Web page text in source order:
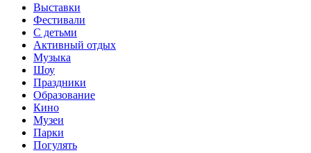
Выставки
Фестивали
С детьми
Активный отдых
Музыка
Шоу
Праздники
Образование
Кино
Музеи
Парки
Погулять